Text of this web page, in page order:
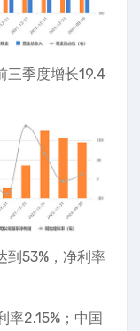
三季度增长19.4
到53%，净利率
率2.15%；中国